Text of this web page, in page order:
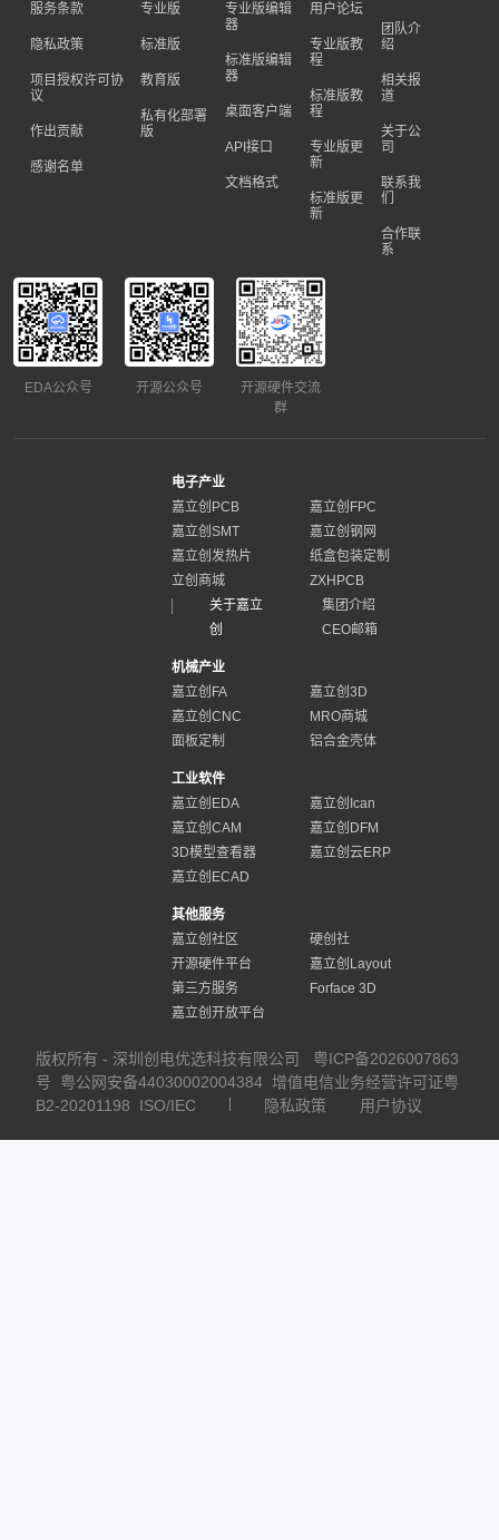
服务条款
隐私政策
项目授权许可协
议
作出贡献
感谢名单
专业版
标准版
教育版
私有化部署
版
专业版编辑
器
标准版编辑
器
桌面客户端
API接口
文档格式
用户论坛
专业版教
程
标准版教
程
专业版更
新
标准版更
新
团队介
绍
相关报
道
关于公
司
联系我
们
合作联
系
EDA公众号 开源公众号
开源硬件交流
群
电子产业
嘉立创PCB
嘉立创FPC
嘉立创SMT
嘉立创钢网
嘉立创发热片
纸盒包装定制
立创商城
ZXHPCB
关于嘉立
创
集团介绍
CEO邮箱
机械产业
嘉立创FA
嘉立创3D
嘉立创CNC
MRO商城
面板定制
铝合金壳体
工业软件
嘉立创EDA
嘉立创Ican
嘉立创CAM
嘉立创DFM
3D模型查看器
嘉立创云ERP
嘉立创ECAD
其他服务
嘉立创社区
硬创社
开源硬件平台
嘉立创Layout
第三方服务
Forface 3D
嘉立创开放平台
版权所有 - 深圳创电优选科技有限公司
粤ICP备2026007863
号
粤公网安备44030002004384 增值电信业务经营许可证粤
B2-20201198
ISO/IEC 隐私政策 用户协议